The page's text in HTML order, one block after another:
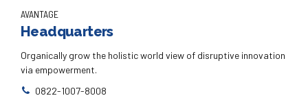
AVANTAGE
Headquarters
Organically grow the holistic world view of disruptive innovation
via empowerment.
0822-1007-8008